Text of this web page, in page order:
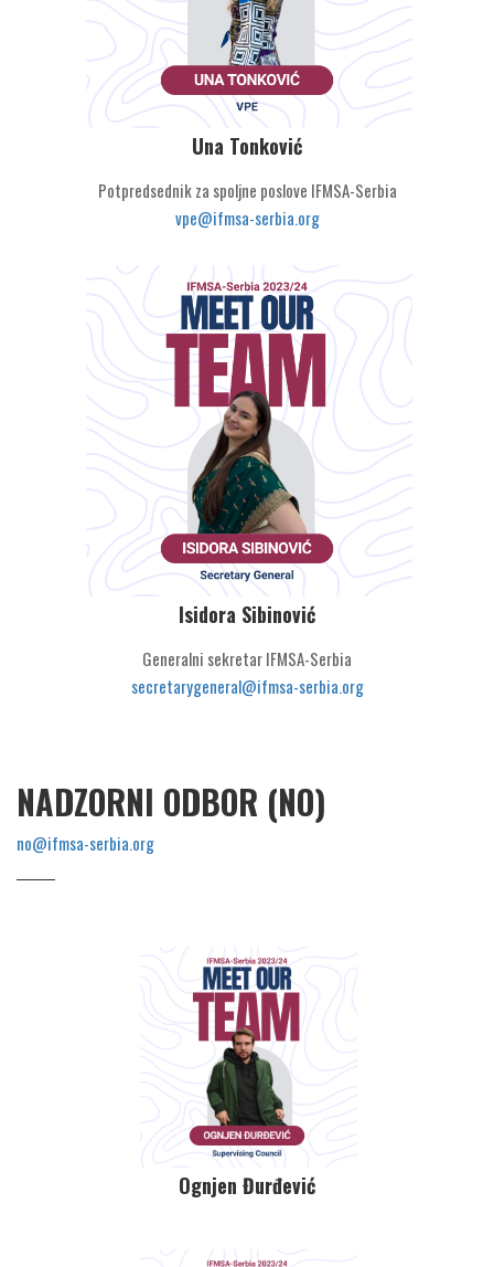
Una Tonković
Potpredsednik za spoljne poslove IFMSA-Serbia
vpe@ifmsa-serbia.org
Isidora Sibinović
Generalni sekretar IFMSA-Serbia
secretarygeneral@ifmsa-serbia.org
NADZORNI ODBOR (NO)
no@ifmsa-serbia.org
Ognjen Đurđević